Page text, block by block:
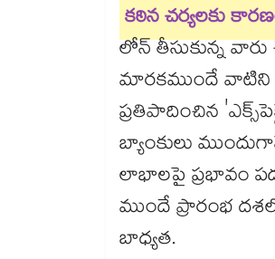
కఠిన చర్యలకు
లోన్ తీసుకున్న వారు
మారకముందే వాటిని
ప్రతిపాదించిన
బ్యాంకులు
లాభాలపై ప్రభావం
ముందే ప్రారంభ
బాధ్యత.